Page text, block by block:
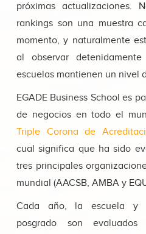
próximas actualizaciones.
rankings son una muestra
momento, y naturalmente
al observar
escuelas mantienen un nivel
EGADE Business School es
de negocios en todo el
Triple Corona de
cual significa que ha sido
tres principales
mundial (AACSB, AMBA y
Cada año, la escuela y
posgrado son